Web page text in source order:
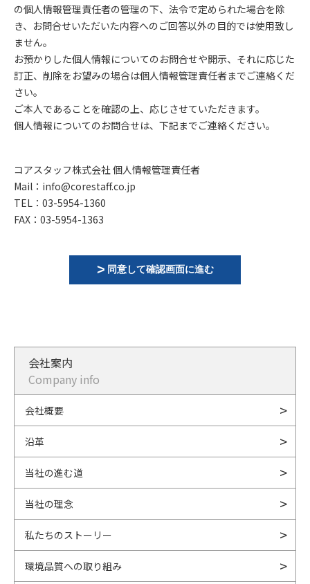
の個人情報管理責任者の管理の下、法令で定められた場合を除
き、お問合せいただいた内容へのご回答以外の目的では使用致し
ません。
お預かりした個人情報についてのお問合せや開示、それに応じた
訂正、削除をお望みの場合は個人情報管理責任者までご連絡くだ
さい。
ご本人であることを確認の上、応じさせていただきます。
個人情報についてのお問合せは、下記までご連絡ください。
コアスタッフ株式会社 個人情報管理責任者
Mail：info@corestaff.co.jp
TEL：03-5954-1360
FAX：03-5954-1363
同意して確認画面に進む
会社案内
Company info
会社概要
沿革
当社の進む道
当社の理念
私たちのストーリー
環境品質への取り組み